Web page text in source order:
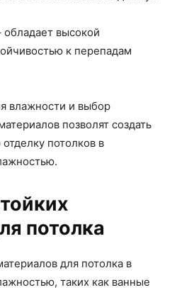
обладает высокой
к перепадам
влажности и выбор
позволят создать
потолков в
потолка
для потолка в
таких как ванные